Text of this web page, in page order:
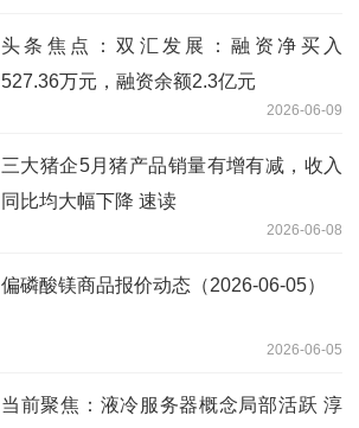
头条焦点：双汇发展：融资净买入
527.36万元，融资余额2.3亿元
2026-06-09
三大猪企5月猪产品销量有增有减，收入
同比均大幅下降 速读
2026-06-08
偏磷酸镁商品报价动态（2026-06-05）
2026-06-05
当前聚焦：液冷服务器概念局部活跃 淳